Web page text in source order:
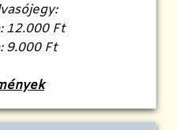
12.000 Ft
9.000 Ft